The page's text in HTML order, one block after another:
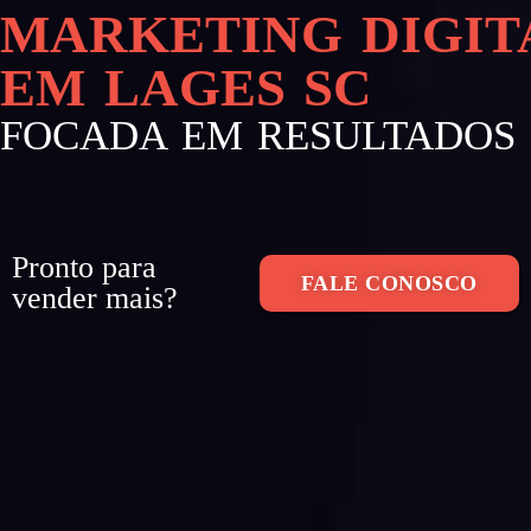
MARKETING
EM LAGES SC
FOCADA EM RESULTADOS
Pronto para
vender mais?
FALE CONOSCO